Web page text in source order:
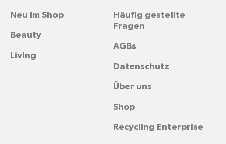
Häufig gestellte
Fragen
AGBs
Datenschutz
Über uns
Shop
Recycling Enterprise
Neu im Shop
Beauty
Living